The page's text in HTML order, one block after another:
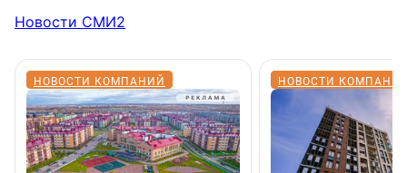
Новости СМИ2
НОВОСТИ КОМПАНИЙ НОВОСТИ